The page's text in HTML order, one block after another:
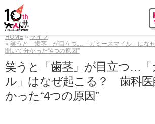
HOME
ライフ
笑うと「歯茎」が目立つ…「ガミースマイル」はな
聞いて分かった“4つの原因”
笑うと「歯茎」が目立つ…「
ル」はなぜ起こる？ 歯科医
かった“4つの原因”